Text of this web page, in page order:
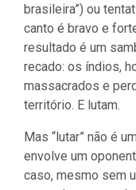
brasileira”) ou
canto é bravo e
resultado é um
recado: os índios,
massacrados e
território. E lutam.
Mas “lutar” não é
envolve um
caso, mesmo sem